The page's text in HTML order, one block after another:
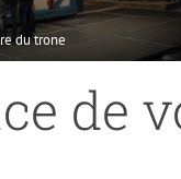
du trone
de